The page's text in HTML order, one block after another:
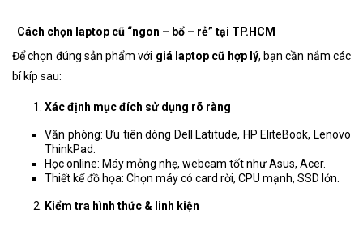
Cách chọn laptop cũ “ngon – bổ – rẻ” tại TP.HCM
Để chọn đúng sản phẩm với giá laptop cũ hợp lý, bạn cần nắm các
bí kíp sau:
Xác định mục đích sử dụng rõ ràng
Văn phòng: Ưu tiên dòng Dell Latitude, HP EliteBook, Lenovo
ThinkPad.
Học online: Máy mỏng nhẹ, webcam tốt như Asus, Acer.
Thiết kế đồ họa: Chọn máy có card rời, CPU mạnh, SSD lớn.
Kiểm tra hình thức & linh kiện